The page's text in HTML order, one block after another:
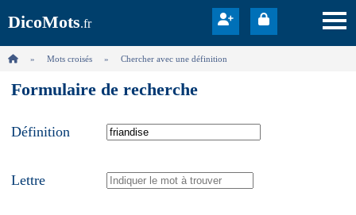
DicoMots.fr
Mots croisés Chercher avec une définition
Formulaire de recherche
Définition
Lettre